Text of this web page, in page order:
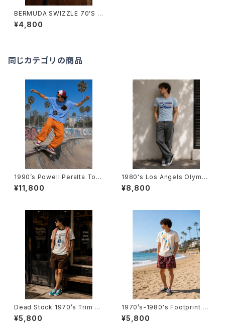
BERMUDA SWIZZLE 70'S T
RIM T-SHIRTS
¥4,800
同じカテゴリの商品
1990’s Powell Peralta Ton
y Hawk T-Shirts -1990年代
パウエル・ペラルタ トニー・ホー
¥11,800
1980's Los Angels Olympi
c T-Shirts -1984年 ロサンゼ
ルス オリンピックTシャツ-
¥8,800
Dead Stock 1970’s Trim T-
Shirts -デッドストック 1970年
代 リンガーTシャツ-
¥5,800
1970’s-1980's Footprint T-
Shirts -1970年代～1980年代
フットプリントTシャツ-
¥5,800